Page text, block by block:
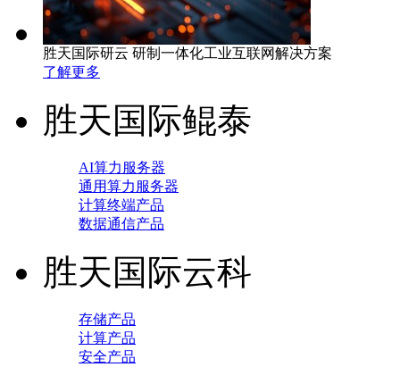
胜天国际研云 研制一体化工业互联网解决方案
了解更多
胜天国际鲲泰
AI算力服务器
通用算力服务器
计算终端产品
数据通信产品
胜天国际云科
存储产品
计算产品
安全产品